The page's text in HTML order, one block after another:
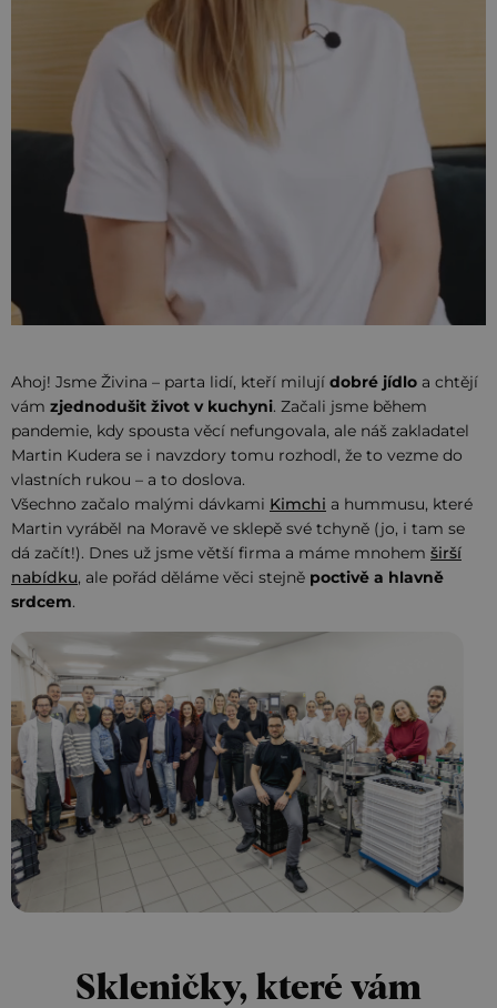
Ahoj! Jsme Živina – parta lidí, kteří milují dobré jídlo a chtějí
vám zjednodušit život v kuchyni. Začali jsme během
pandemie, kdy spousta věcí nefungovala, ale náš zakladatel
Martin Kudera se i navzdory tomu rozhodl, že to vezme do
vlastních rukou – a to doslova.
Všechno začalo malými dávkami Kimchi a hummusu, které
Martin vyráběl na Moravě ve sklepě své tchyně (jo, i tam se
dá začít!). Dnes už jsme větší firma a máme mnohem širší
nabídku, ale pořád děláme věci stejně poctivě a hlavně
srdcem.
Skleničky, které vám